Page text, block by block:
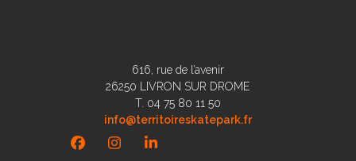
616, rue de l’avenir
26250 LIVRON SUR DROME
T. 04 75 80 11 50
info@territoireskatepark.fr
FacebookInstagramLinkedIn